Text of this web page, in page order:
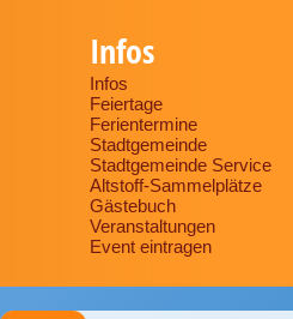
Infos
Infos
Feiertage
Ferientermine
Stadtgemeinde
Stadtgemeinde Service
Altstoff-Sammelplätze
Gästebuch
Veranstaltungen
Event eintragen